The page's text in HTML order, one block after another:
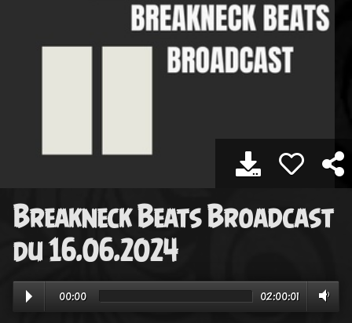
Breakneck Beats Broadcast
du 16.06.2024
00:00 02:00:01